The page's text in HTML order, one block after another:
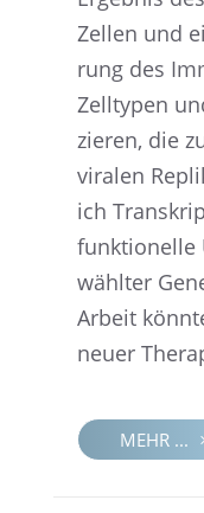
Zellen und
rung des
Zellty­pen
zie­ren, die
viralen
ich
funktio­nelle
wähl­ter
Arbeit
neuer
MEHR ...